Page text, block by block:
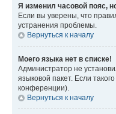
Я изменил часовой пояс,
Если вы уверены, что
устранения проблемы.
Вернуться к началу
Моего языка нет в списке!
Администратор не
языковой пакет. Если
конференции).
Вернуться к началу